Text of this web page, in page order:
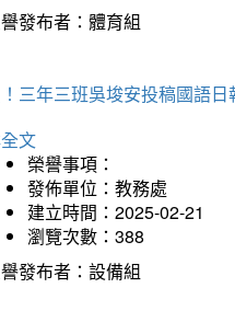
發布者：體育組
三年三班吳埈安投稿國語
文
榮譽事項：
發佈單位：教務處
建立時間：2025-02-21
瀏覽次數：388
發布者：設備組